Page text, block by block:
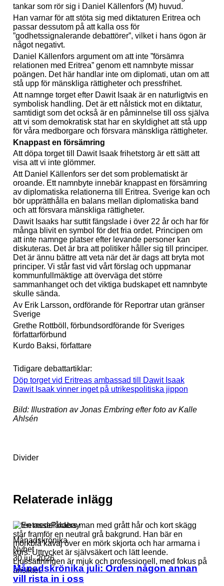
tankar som rör sig i Daniel Källenfors (M) huvud.
Han varnar för att stöta sig med diktaturen Eritrea och
passar dessutom på att kalla oss för
”godhetssignalerande debattörer”, vilket i hans ögon är
något negativt.
Daniel Källenfors argument om att inte ”försämra
relationen med Eritrea” genom ett namnbyte missar
poängen. Det här handlar inte om diplomati, utan om att
stå upp för mänskliga rättigheter och pressfrihet.
Att namnge torget efter Dawit Isaak är en naturligtvis en
symbolisk handling. Det är ett nålstick mot en diktatur,
samtidigt som det också är en påminnelse till oss själva
att vi som demokratisk stat har en skyldighet att stå upp
för våra medborgare och försvara mänskliga rättigheter.
Knappast en försämring
Att döpa torget till Dawit Isaak frihetstorg är ett sätt att
visa att vi inte glömmer.
Att Daniel Källenfors ser det som problematiskt är
oroande. Ett namnbyte innebär knappast en försämring
av diplomatiska relationerna till Eritrea. Sverige kan och
bör upprätthålla en balans mellan diplomatiska band
och att försvara mänskliga rättigheter.
Dawit Isaaks har suttit fängslade i över 22 år och har för
många blivit en symbol för det fria ordet. Principen om
att inte namnge platser efter levande personer kan
diskuteras. Det är bra att politiker håller sig till principer.
Det är ännu bättre att veta när det är dags att bryta mot
principer. Vi står fast vid vårt förslag och uppmanar
kommunfullmäktige att överväga det större
sammanhanget och det viktiga budskapet ett namnbyte
skulle sända.
Av Erik Larsson, ordförande för Reportrar utan gränser
Sverige
Grethe Rottböll, förbundsordförande för Sveriges
författarförbund
Kurdo Baksi, författare
Tidigare debattartiklar:
Döp torget vid Eritreas ambassad till Dawit Isaak
Dawit Isaak vinner inget på utrikespolitiska jippon
Bild: Illustration av Jonas Embring efter foto av Kalle
Ahlsén
Divider
Relaterade inlägg
Månadskrönika
Nyhet
30 jul. 2026
Månadskrönika juli: Orden någon annan
vill rista in i oss